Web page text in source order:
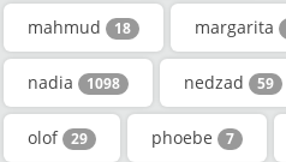
mahmud 18 margarita
nadia 1098 nedzad 59
olof 29 phoebe 7